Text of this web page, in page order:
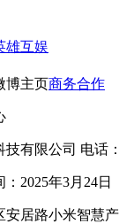
雄互娱
博主页商务合作
有限公司 电话
2025年3月24日
居路小米智慧